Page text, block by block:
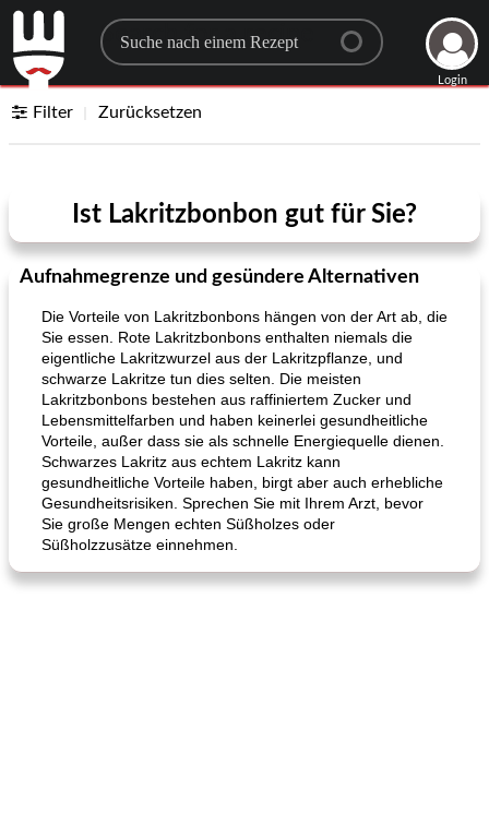
Search for a recipe
Login
Filter Zurücksetzen
Ist Lakritzbonbon gut für Sie?
Aufnahmegrenze und gesündere Alternativen
Die Vorteile von Lakritzbonbons hängen von der Art ab, die
Sie essen. Rote Lakritzbonbons enthalten niemals die
eigentliche Lakritzwurzel aus der Lakritzpflanze, und
schwarze Lakritze tun dies selten. Die meisten
Lakritzbonbons bestehen aus raffiniertem Zucker und
Lebensmittelfarben und haben keinerlei gesundheitliche
Vorteile, außer dass sie als schnelle Energiequelle dienen.
Schwarzes Lakritz aus echtem Lakritz kann
gesundheitliche Vorteile haben, birgt aber auch erhebliche
Gesundheitsrisiken. Sprechen Sie mit Ihrem Arzt, bevor
Sie große Mengen echten Süßholzes oder
Süßholzzusätze einnehmen.